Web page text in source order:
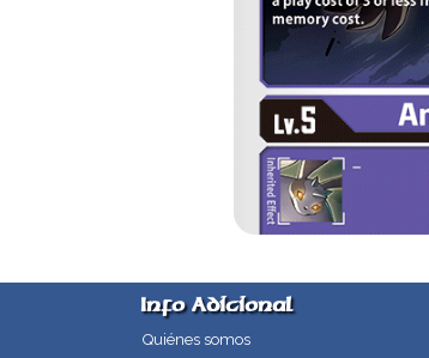
Info Adicional
Quiénes somos